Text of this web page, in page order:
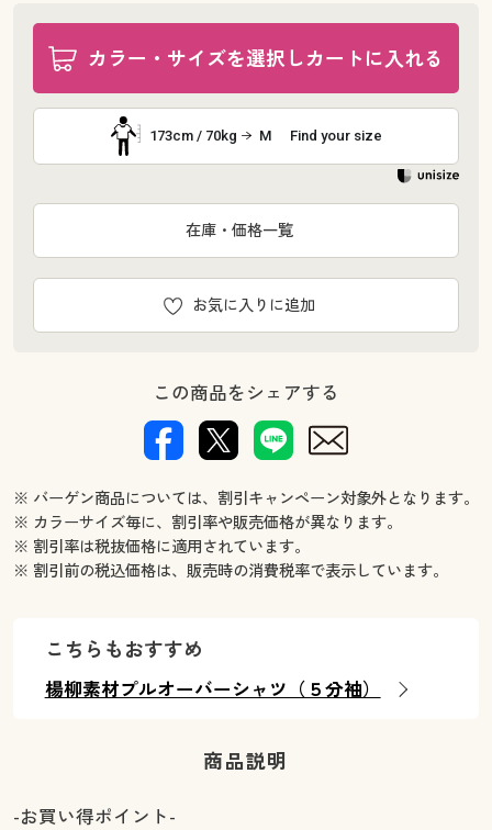
カラー・サイズを選択しカートに入れる
173cm / 70kg M Find your size
お気に入りに追加
在庫・価格一覧
この商品をシェアする
※ バーゲン商品については、割引キャンペーン対象外となります。
※ カラーサイズ毎に、割引率や販売価格が異なります。
※ 割引率は税抜価格に適用されています。
※ 割引前の税込価格は、販売時の消費税率で表示しています。
こちらもおすすめ
楊柳素材プルオーバーシャツ（５分袖）
商品説明
-お買い得ポイント-